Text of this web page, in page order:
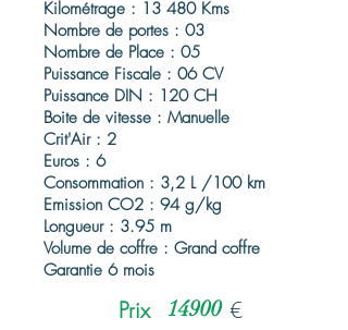
Kilométrage : 13 480 Kms
Nombre de portes : 03
Nombre de Place : 05
Puissance Fiscale : 06 CV
Puissance DIN : 120 CH
Boite de vitesse : Manuelle
Crit'Air : 2
Euros : 6
Consommation : 3,2 L /100 km
Emission CO2 : 94 g/kg
Longueur : 3.95 m
Volume de coffre : Grand coffre
Garantie 6 mois
Prix
14900 €